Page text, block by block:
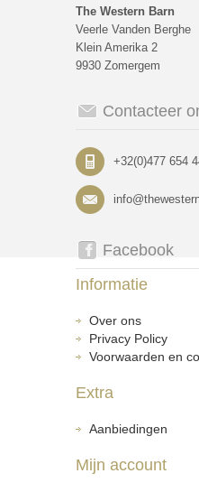
The Western Barn
Veerle Vanden Berghe
Klein Amerika 2
9930 Zomergem
Contacteer
+32(0)477 654
Facebook
Informatie
Over ons
Privacy Policy
Voorwaarden en
Extra
Aanbiedingen
Mijn account